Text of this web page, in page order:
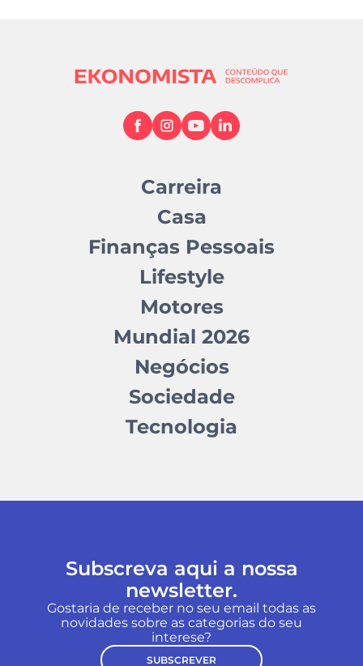
Carreira
Casa
Finanças Pessoais
Lifestyle
Motores
Mundial 2026
Negócios
Sociedade
Tecnologia
Subscreva aqui a nossa
newsletter.
Gostaria de receber no seu email todas as
novidades sobre as categorias do seu
interese?
SUBSCREVER